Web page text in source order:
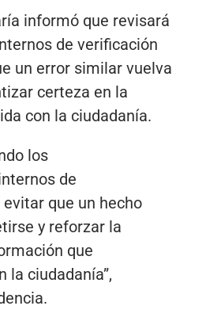
informó que revisará
de verificación
un error similar vuelva
certeza en la
con la ciudadanía.
los
de
que un hecho
y reforzar la
que
la ciudadanía”,